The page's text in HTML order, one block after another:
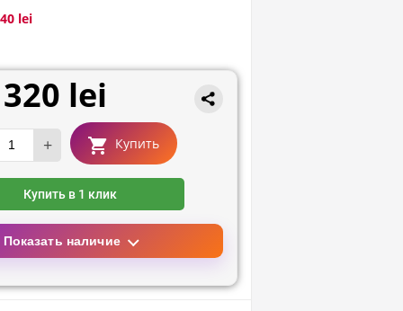
lei
320 lei
+ Купить
Купить в 1 клик
Показать наличие